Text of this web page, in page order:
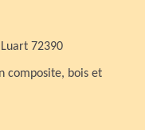
72390
composite, bois et